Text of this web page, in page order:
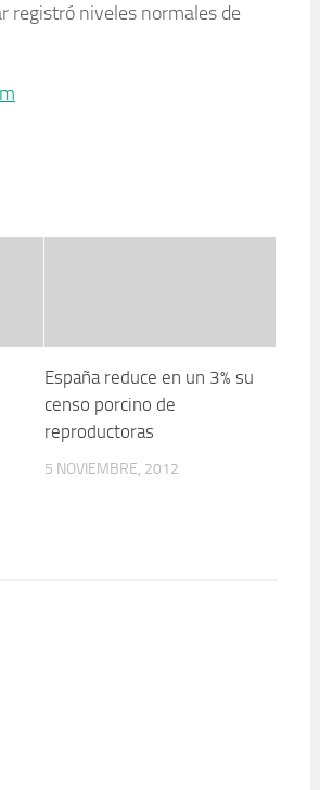
registró niveles normales de
España reduce en un 3% su
censo porcino de
reproductoras
5 NOVIEMBRE, 2012